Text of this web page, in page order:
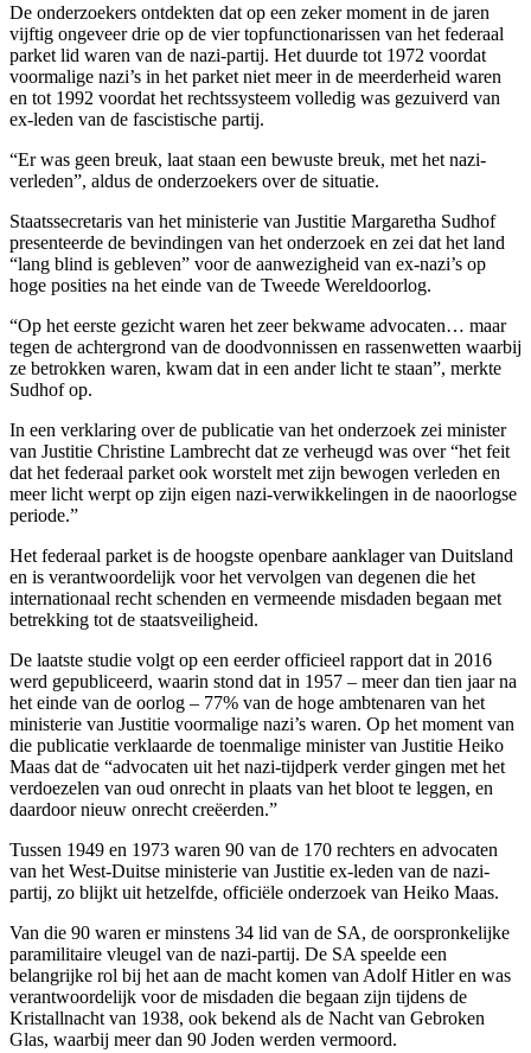
De onderzoekers ontdekten dat op een zeker moment in de jaren
vijftig ongeveer drie op de vier topfunctionarissen van het federaal
parket lid waren van de nazi-partij. Het duurde tot 1972 voordat
voormalige nazi’s in het parket niet meer in de meerderheid waren
en tot 1992 voordat het rechtssysteem volledig was gezuiverd van
ex-leden van de fascistische partij.
“Er was geen breuk, laat staan ​​een bewuste breuk, met het nazi-
verleden”, aldus de onderzoekers over de situatie.
Staatssecretaris van het ministerie van Justitie Margaretha Sudhof
presenteerde de bevindingen van het onderzoek en zei dat het land
“lang blind is gebleven” voor de aanwezigheid van ex-nazi’s op
hoge posities na het einde van de Tweede Wereldoorlog.
“Op het eerste gezicht waren het zeer bekwame advocaten… maar
tegen de achtergrond van de doodvonnissen en rassenwetten waarbij
ze betrokken waren, kwam dat in een ander licht te staan”, merkte
Sudhof op.
In een verklaring over de publicatie van het onderzoek zei minister
van Justitie Christine Lambrecht dat ze verheugd was over “het feit
dat het federaal parket ook worstelt met zijn bewogen verleden en
meer licht werpt op zijn eigen nazi-verwikkelingen in de naoorlogse
periode.”
Het federaal parket is de hoogste openbare aanklager van Duitsland
en is verantwoordelijk voor het vervolgen van degenen die het
internationaal recht schenden en vermeende misdaden begaan met
betrekking tot de staatsveiligheid.
De laatste studie volgt op een eerder officieel rapport dat in 2016
werd gepubliceerd, waarin stond dat in 1957 – meer dan tien jaar na
het einde van de oorlog – 77% van de hoge ambtenaren van het
ministerie van Justitie voormalige nazi’s waren. Op het moment van
die publicatie verklaarde de toenmalige minister van Justitie Heiko
Maas dat de “advocaten uit het nazi-tijdperk verder gingen met het
verdoezelen van oud onrecht in plaats van het bloot te leggen, en
daardoor nieuw onrecht creëerden.”
Tussen 1949 en 1973 waren 90 van de 170 rechters en advocaten
van het West-Duitse ministerie van Justitie ex-leden van de nazi-
partij, zo blijkt uit hetzelfde, officiële onderzoek van Heiko Maas.
Van die 90 waren er minstens 34 lid van de SA, de oorspronkelijke
paramilitaire vleugel van de nazi-partij. De SA speelde een
belangrijke rol bij het aan de macht komen van Adolf Hitler en was
verantwoordelijk voor de misdaden die begaan zijn tijdens de
Kristallnacht van 1938, ook bekend als de Nacht van Gebroken
Glas, waarbij meer dan 90 Joden werden vermoord.